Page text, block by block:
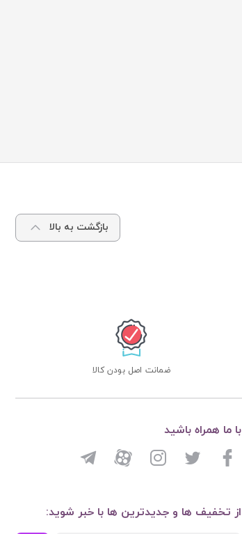
بازگشت به بالا
ضمانت اصل بودن کالا
از تخفیف ها و جدیدترین ها با خبر شوید:
با ما همراه باشید